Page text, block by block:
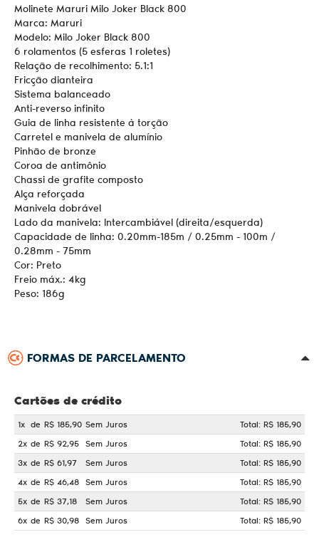
Molinete Maruri Milo Joker Black 800
Marca: Maruri
Modelo: Milo Joker Black 800
6 rolamentos (5 esferas 1 roletes)
Relação de recolhimento: 5.1:1
Fricção dianteira
Sistema balanceado
Anti-reverso infinito
Guia de linha resistente à torção
Carretel e manivela de alumínio
Pinhão de bronze
Coroa de antimônio
Chassi de grafite composto
Alça reforçada
Manivela dobrável
Lado da manivela: Intercambiável (direita/esquerda)
Capacidade de linha: 0.20mm-185m / 0.25mm - 100m /
0.28mm - 75mm
Cor: Preto
Freio máx.: 4kg
Peso: 186g
FORMAS DE PARCELAMENTO
Cartões de crédito
1x de R$ 185,90 Sem Juros
Total: R$ 185,90
2x de R$ 92,95 Sem Juros
Total: R$ 185,90
3x de R$ 61,97 Sem Juros
Total: R$ 185,90
4x de R$ 46,48 Sem Juros
Total: R$ 185,90
5x de R$ 37,18 Sem Juros
Total: R$ 185,90
6x de R$ 30,98 Sem Juros Total: R$ 185,90